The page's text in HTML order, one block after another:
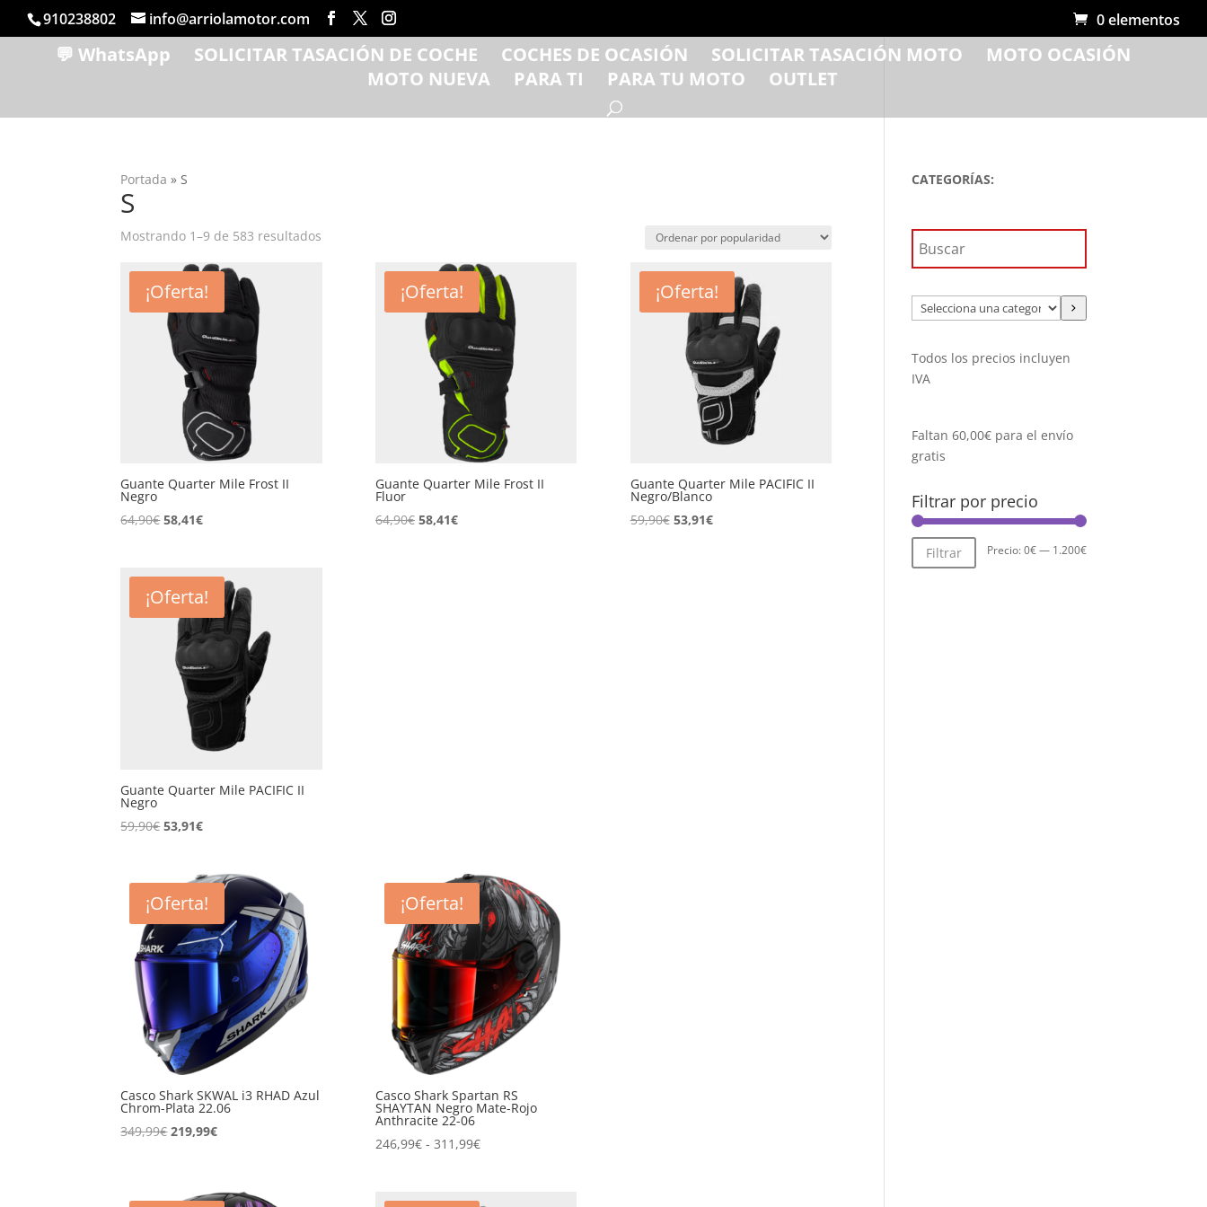
910238802 info@arriolamotor.com 0 elementos
💬 WhatsApp SOLICITAR TASACIÓN DE COCHE COCHES DE OCASIÓN SOLICITAR TASACIÓN MOTO
MOTO OCASIÓN
MOTO NUEVA
PARA TI PARA TU MOTO OUTLET
Portada »S
S
Mostrando 1–9 de 583 resultados
popularidad
¡Oferta!
Guante Quarter Mile Frost II
Negro
64,90€El
era:
64,90€.
58,41€El
es:
58,41€.
¡Oferta!
Guante Quarter Mile Frost II
Fluor
64,90€ El
58,41€El
¡Oferta!
Guante Quarter Mile PACIFIC II
Negro/Blanco
59,90€ El
53,91€El
¡Oferta!
Guante Quarter Mile PACIFIC II
Negro
59,90€ El
era:
59,90€.
53,91€El
es:
53,91€.
¡Oferta!
Casco Shark SKWAL i3 RHAD Azul
Chrom-Plata 22.06
349,99€El
219,99€El
es:
¡Oferta!
Casco Shark Spartan RS
SHAYTAN Negro Mate-Rojo
Anthracite 22-06
246,99€ - 311,99€Rango
CATEGORÍAS:
Selecciona
una
Todos los precios incluyen
IVA
Faltan60,00€ para el envío
gratis
Filtrar por precio
Precio
Precio
Filtrar Precio:0€— 1.200€